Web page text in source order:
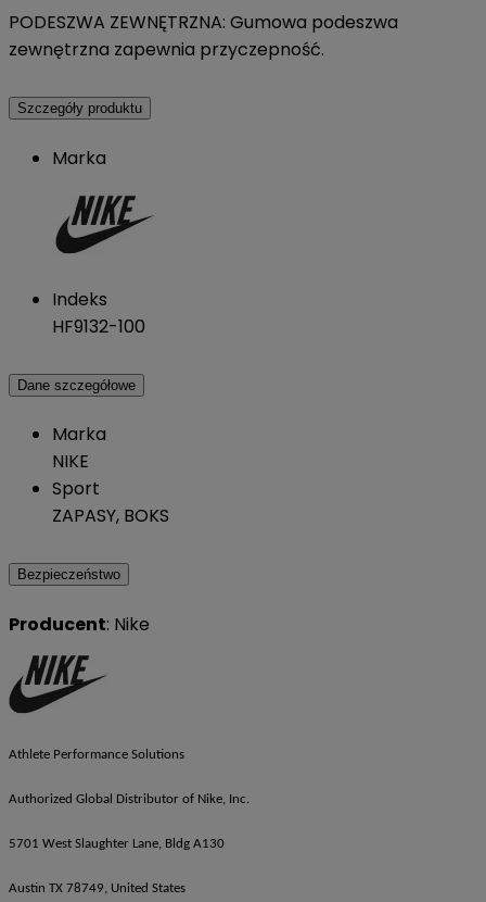
PODESZWA ZEWNĘTRZNA: Gumowa podeszwa
zewnętrzna zapewnia przyczepność.
Szczegóły produktu
Marka
Indeks
HF9132-100
Dane szczegółowe
Marka
NIKE
Sport
ZAPASY, BOKS
Bezpieczeństwo
Producent: Nike
Athlete Performance Solutions
Authorized Global Distributor of Nike, Inc.
5701 West Slaughter Lane, Bldg A130
Austin TX 78749, United States